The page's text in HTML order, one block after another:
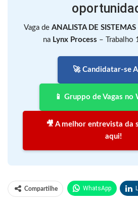
Vaga de ANALISTA DE
na Lynx Process – Trabalho
🚀 Candidatar-se
📱 Gruppo de Vagas no
🎥 A melhor entrevista da
aqui!
Compartilhe WhatsApp